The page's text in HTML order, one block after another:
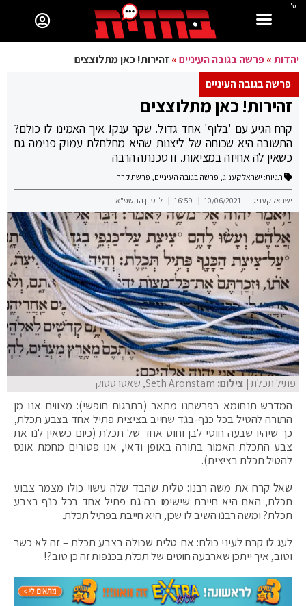
בס"ד
יהדות»פרשה בגובה העיניים» זהירות! כאן מתלוצצים
פרשה בגובה העיניים
זהירות! כאן מתלוצצים
קרח הגיע עם 'בלוף' אחד גדול. שקר ענק! איך האמינו לו כולם?
התשובה היא שכוחה של ליצנות שהיא מחלחלת עמוק פנימה גם
כשאין לה אחיזה במציאות. זו סכנתה הרבה
תגיות: ישראל קעניג, פרשה בגובה העיניים, פרשת קרח
ישראל קעניג 10/06/2021
16:59 ל' סיון התשפ"א
פתיל תכלת| צילום: Seth Aronstam, שאטרסטוק
המדרש תנחומא בפרשתנו מתאר (בתרגום חופשי): מצווים אנו מן
התורה להטיל בכל כנף-בגד שחייב בציצית פתיל אחד בצבע תכלת,
כך שיהיו שבעה חוטי לבן וחוט אחד של תכלת (כיום כשאין לנו את
צבע התכלת האמור בתורה באופן ודאי, אנו פטורים מחמת אונס
להטיל תכלת בציצית).
שאל קרח את משה רבנו: טלית שהבד שלה עשוי כולו מצמר צבוע
תכלת, האם היא חייבת שישימו בה גם פתיל אחד בכל כנף בצבע
תכלת? ומשה רבנו השיב לו שכן, היא חייבת בפתיל תכלת.
לעג לו קרח לעיני כולם: אם טלית שכולה בצבע תכלת – זה לא כשר
וטוב, איך ייתכן שארבעה חוטים של תכלת בכנפות זה כן טוב?!